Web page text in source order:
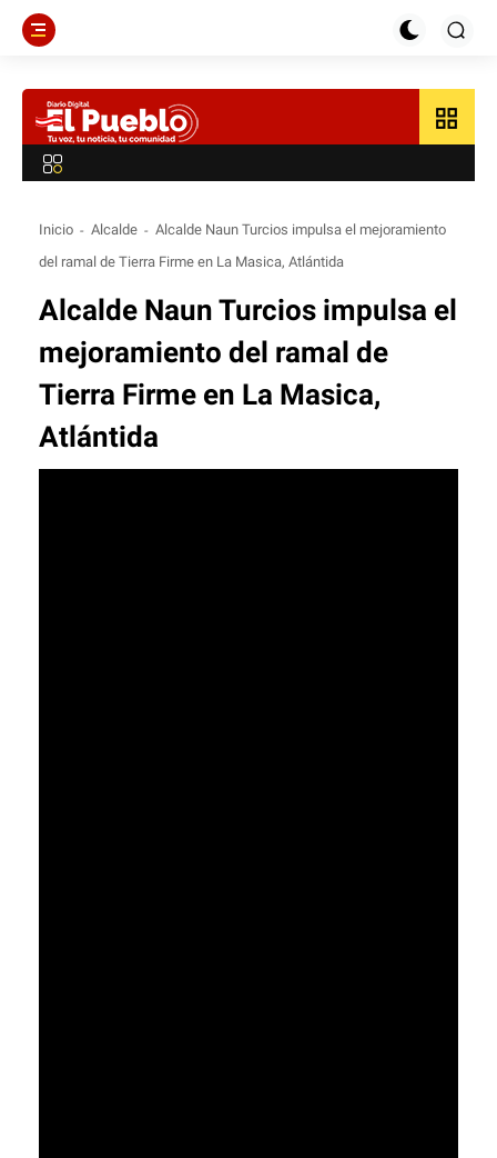
grid_view
Inicio Alcalde
Alcalde Naun Turcios impulsa el mejoramiento
del ramal de Tierra Firme en La Masica, Atlántida
Alcalde Naun Turcios impulsa el
mejoramiento del ramal de
Tierra Firme en La Masica,
Atlántida